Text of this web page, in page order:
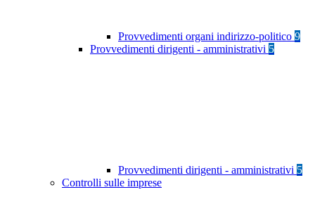
Provvedimenti organi indirizzo-politico 9
Provvedimenti dirigenti - amministrativi 5
Provvedimenti dirigenti - amministrativi 5
Controlli sulle imprese